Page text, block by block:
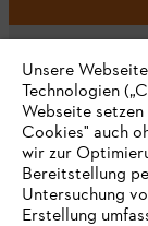
Häufig
Unsere
Technologien
Webseite
Cookies" auch
wir zur
Bereitstellung
Untersuchung
Erstellung